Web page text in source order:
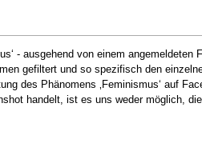
- ausgehend von einem angemeldeten
gefiltert und so spezifisch den
des Phänomens ‚Feminismus‘ auf
handelt, ist es uns weder möglich,